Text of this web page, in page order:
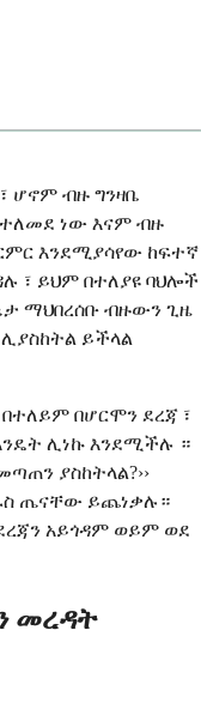
ሆኖም ብዙ ግንዛቤ
ነው እናም ብዙ
እንደሚያሳየው ከፍተኛ
፣ ይህም በተለያዩ ባህሎች
ማህበረሰቡ ብዙውን ጊዜ
ይችላል
በሆርሞን ደረጃ ፣
ሊነኩ እንደሚችሉ ።
ያስከትላል?››
ጤናቸው ይጨነቃሉ።
አይጎዳም ወይም ወደ
መረዳት